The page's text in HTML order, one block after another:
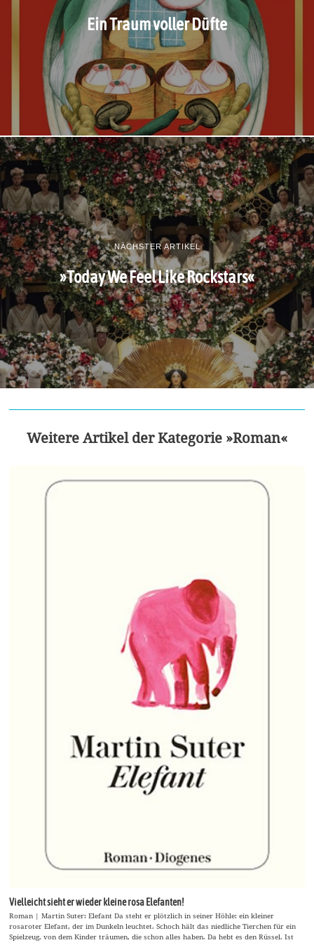
Ein Traum voller Düfte
NÄCHSTER ARTIKEL
»Today We Feel Like Rockstars«
Weitere Artikel der Kategorie »Roman«
Vielleicht sieht er wieder kleine rosa Elefanten!
Roman | Martin Suter: Elefant Da steht er plötzlich in seiner Höhle: ein kleiner
rosaroter Elefant, der im Dunkeln leuchtet. Schoch hält das niedliche Tierchen für ein
Spielzeug, von dem Kinder träumen, die schon alles haben. Da hebt es den Rüssel. Ist